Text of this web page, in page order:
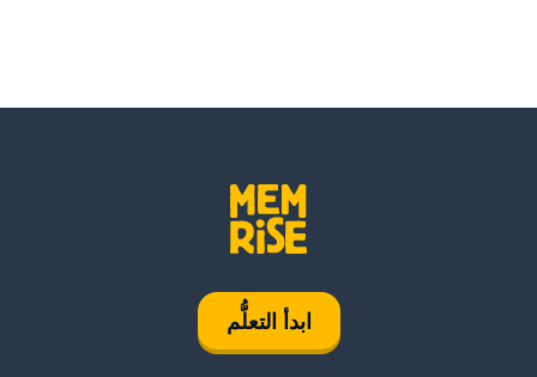
ابدأ التعلُّم